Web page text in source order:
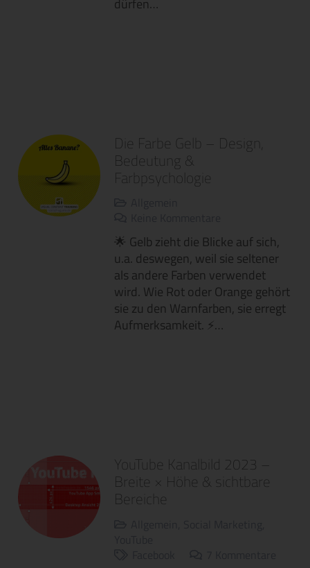
Die Farbe Gelb – Design,
Bedeutung &
Farbpsychologie
🌟 Gelb zieht die Blicke auf sich,
u.a. deswegen, weil sie seltener
als andere Farben verwendet
wird. Wie Rot oder Orange gehört
sie zu den Warnfarben, sie erregt
Aufmerksamkeit. ⚡…
YouTube Kanalbild 2023 –
Breite × Höhe & sichtbare
Bereiche